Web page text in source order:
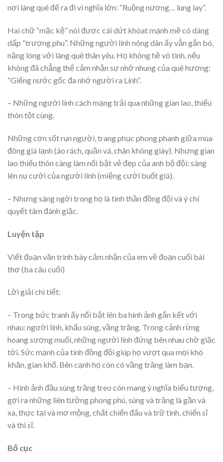
nơi làng quê để ra đi vì nghĩa lớn: “Ruộng nương… lung lay”.
Hai chữ “mặc kệ” nói được cái dứt khóat mạnh mẽ có dáng
dấp “trượng phu”. Những người lính nông dân ấy vẫn gắn bó,
nặng lòng với làng quê thân yêu. Họ không hề vô tình, nếu
không đã chẳng thể cảm nhận sự nhớ nhung của quê hương:
“Giếng nước gốc đa nhớ người ra Lính”.
– Những người lính cách mạng trải qua những gian lao, thiếu
thôn tột cùng.
Những cơn sốt run người, trang phục phong phanh giữa mùa
đông giá lạnh (áo rách, quần vá, chân không giày). Nhưng gian
lao thiếu thôn càng làm nổi bật vẻ đẹp của anh bộ đội: sáng
lên nụ cười của người lính (miệng cười buốt giá).
– Nhưng sáng ngời trong họ là tinh thần đồng đội và ý chí
quyết tâm đánh giặc.
Luyện tập
Viết đoạn văn trình bày cảm nhận của em về đoạn cuối bài
thơ (ba câu cuối)
Lời giải chi tiết:
– Trong bức tranh ấy nổi bật lên ba hình ảnh gắn kết với
nhau: người lính, khẩu súng, vầng trăng. Trong cảnh rừng
hoang sương muối, những người lính đứng bên nhau chờ giặc
tới. Sức mạnh của tình đồng đội giúp họ vượt qua mọi khó
khăn, gian khổ. Bên cạnh họ còn có vầng trăng làm bạn.
– Hình ảnh đầu súng trăng treo còn mang ý nghĩa biểu tượng,
gợi ra những liên tưởng phong phú, súng và trăng là gần và
xa, thực tại và mơ mộng, chất chiến đấu và trữ tình, chiến sĩ
và thi sĩ.
Bố cục